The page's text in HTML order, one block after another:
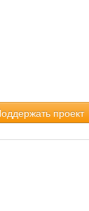
проект